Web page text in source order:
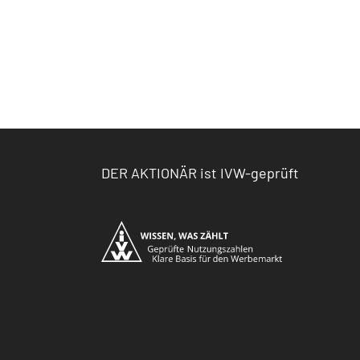
DER AKTIONÄR ist IVW-geprüft